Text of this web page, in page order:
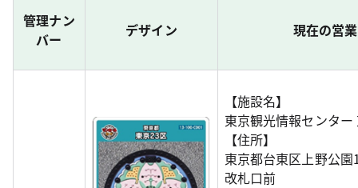
管理ナン
バー
デザイン 現在の営
【施設名】
東京観光情報センター
【住所】
東京都台東区上野公
改札口前